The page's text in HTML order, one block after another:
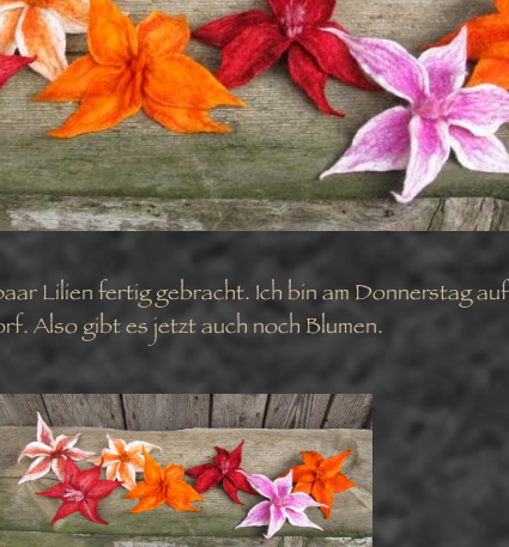
Lilien fertig gebracht. Ich bin am Donnerstag
Also gibt es jetzt auch noch Blumen.